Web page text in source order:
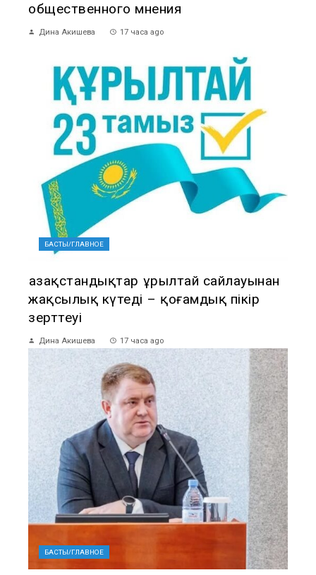
общественного мнения
Дина Акишева 17 часа ago
БАСТЫ/ГЛАВНОЕ
Қазақстандықтар Құрылтай сайлауынан
жақсылық күтеді – қоғамдық пікір
зерттеуі
Дина Акишева 17 часа ago
БАСТЫ/ГЛАВНОЕ